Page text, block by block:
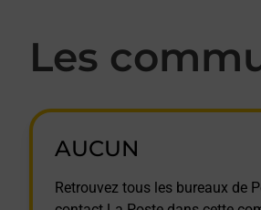
Les
AUCUN
Retrouvez tous les bureaux de